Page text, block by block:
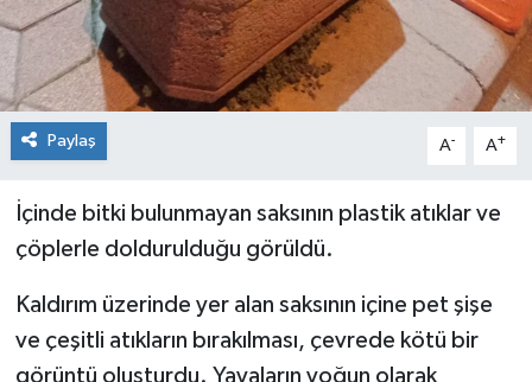
Paylaş A- A+
İçinde bitki bulunmayan saksının plastik atıklar ve
çöplerle doldurulduğu görüldü.
Kaldırım üzerinde yer alan saksının içine pet şişe
ve çeşitli atıkların bırakılması, çevrede kötü bir
görüntü oluşturdu. Yayaların yoğun olarak